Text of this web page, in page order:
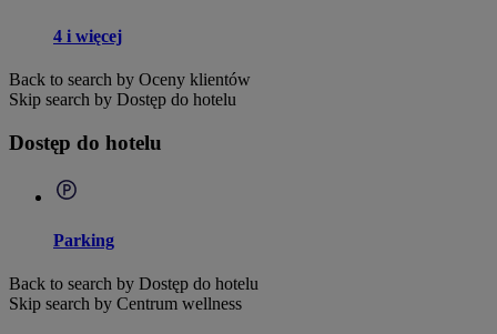
4 i więcej
Back to search by Oceny klientów
Skip search by Dostęp do hotelu
Dostęp do hotelu
Parking
Back to search by Dostęp do hotelu
Skip search by Centrum wellness